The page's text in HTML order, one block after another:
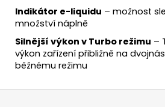
Indikátor e-liquidu – možnost
množství náplně
Silnější výkon v Turbo režimu –
výkon zařízení přibližně na
běžnému režimu
Z